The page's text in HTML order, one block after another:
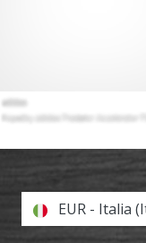
EUR - Italia